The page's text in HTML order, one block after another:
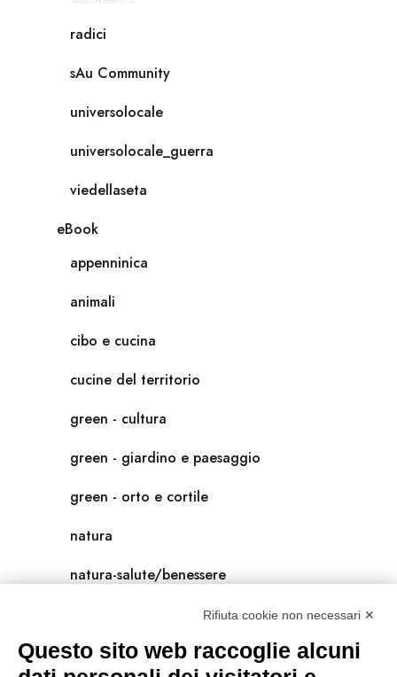
radici
sAu Community
universolocale
universolocale_guerra
viedellaseta
eBook
appenninica
animali
cibo e cucina
cucine del territorio
green - cultura
green - giardino e paesaggio
green - orto e cortile
natura
natura-salute/benessere
scienza
Rifiuta cookie non necessari ✕
Questo sito web raccoglie alcuni